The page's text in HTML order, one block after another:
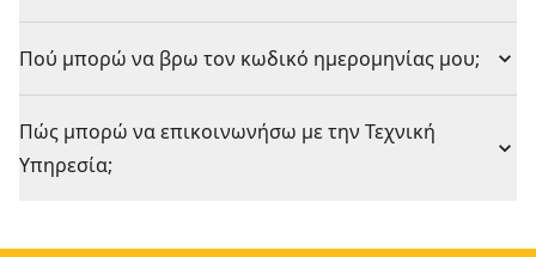
Πού μπορώ να βρω τον κωδικό ημερομηνίας μου;
Πώς μπορώ να επικοινωνήσω με την Τεχνική
Υπηρεσία;